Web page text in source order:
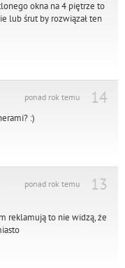
okna na 4 piętrze to
lub śrut by rozwiązał ten
14
ponad rok temu
:)
13
ponad rok temu
reklamują to nie widzą, że